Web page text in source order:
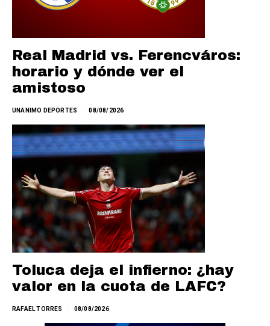
Real Madrid vs. Ferencváros:
horario y dónde ver el
amistoso
UNANIMO DEPORTES 08/08/2026
Toluca deja el infierno: ¿hay
valor en la cuota de LAFC?
RAFAEL TORRES 08/08/2026